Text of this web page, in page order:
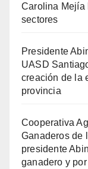
Carolina Mejía
sectores
Presidente
UASD
creación de la
provincia
Cooperativa
Ganaderos de
presidente
ganadero y